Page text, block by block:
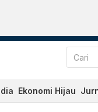
Ekonomi Hijau